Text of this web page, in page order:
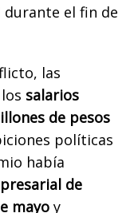
el fin de
las
salarios
de pesos
políticas
había
de
mayo y